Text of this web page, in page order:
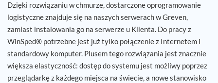
Dzięki rozwiązaniu w chmurze, dostarczone oprogramowanie
logistyczne znajduje się na naszych serwerach w Greven,
zamiast instalowania go na serwerze u Klienta. Do pracy z
WinSped® potrzebne jest już tylko połączenie z Internetem i
standardowy komputer. Plusem tego rozwiązania jest znacznie
większa elastyczność: dostęp do systemu jest możliwy poprzez
przeglądarkę z każdego miejsca na świecie, a nowe stanowisko